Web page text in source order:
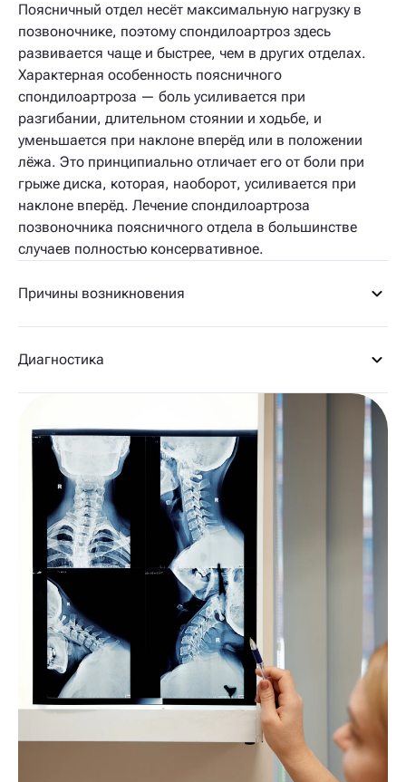
Поясничный отдел несёт максимальную нагрузку в
позвоночнике, поэтому спондилоартроз здесь
развивается чаще и быстрее, чем в других отделах.
Характерная особенность поясничного
спондилоартроза — боль усиливается при
разгибании, длительном стоянии и ходьбе, и
уменьшается при наклоне вперёд или в положении
лёжа. Это принципиально отличает его от боли при
грыже диска, которая, наоборот, усиливается при
наклоне вперёд. Лечение спондилоартроза
позвоночника поясничного отдела в большинстве
случаев полностью консервативное.
Причины возникновения
Диагностика